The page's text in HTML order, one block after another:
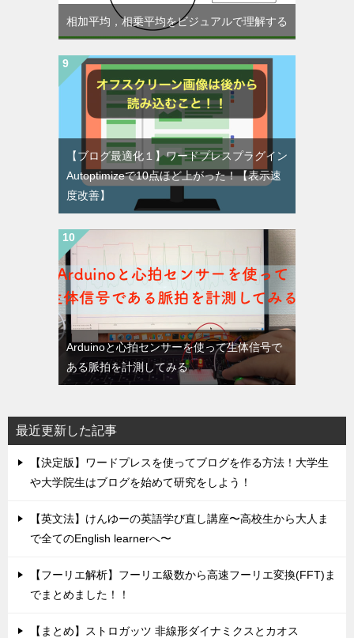
相加平均，相乗平均をビジュアルで理解する
【ブログ最適化１】ワードプレスプラグイン
Autoptimizeで10点ほど上がった！【表示速
度改善】
Arduinoと心拍センサーを使って生体信号で
ある脈拍を計測してみる
最近更新した記事
【決定版】ワードプレスを使ってブログを作る方法！大学生
や大学院生はブログを始めて研究をしよう！
【英文法】けんゆーの英語学び直し講座〜高校生から大人ま
で全てのEnglish learnerへ〜
【フーリエ解析】フーリエ級数から高速フーリエ変換(FFT)ま
でまとめました！！
【まとめ】ストロガッツ 非線形ダイナミクスとカオス